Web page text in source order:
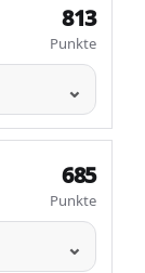
813
Punkte
685
Punkte